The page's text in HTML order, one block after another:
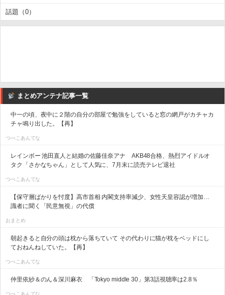
話題（0）
まとめアンテナ記事一覧
中一の頃、夜中に２階の自分の部屋で勉強をしていると窓の網戸がカチャカ
チャ鳴り出した。【再】
つべこあんてな
レインボー 池田直人と結婚の佐藤佳奈アナ AKB48合格、熱烈アイドルオ
タク「さかなちゃん」として人気に、7月末に読売テレビ退社
つべこあんてな
【保守層ばかりを忖度】高市首相 内閣支持率減少、女性天皇容認が増加…
識者に聞く「民意無視」の代償
おまとめ
朝起きると自分の頭は枕から落ちていて その代わりに猫が枕をベッドにし
ておねんねしていた。【再】
つべこあんてな
仲里依紗＆のん＆深川麻衣 「Tokyo middle 30」第3話視聴率は2.8％